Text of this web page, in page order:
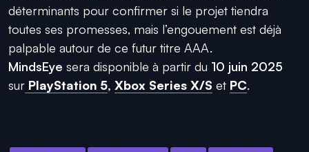
déterminants pour confirmer si le projet tiendra
toutes ses promesses, mais l’engouement est déjà
palpable autour de ce futur titre AAA.
MindsEye sera disponible à partir du 10 juin 2025
sur PlayStation 5, Xbox Series X/S et PC.